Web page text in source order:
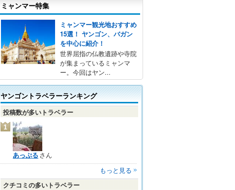
ミャンマー特集
ミャンマー観光地おすすめ
15選！ ヤンゴン、バガン
を中心に紹介！
世界屈指の仏教遺跡や寺院
が集まっているミャンマ
ー。今回はヤン...
ヤンゴントラベラーランキング
投稿数が多いトラベラー
1
あっぷる さん
もっと見る
クチコミの多いトラベラー